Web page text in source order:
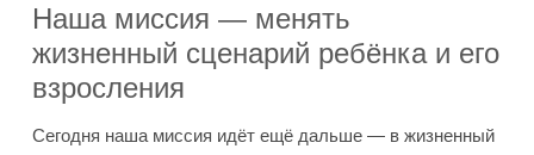
Наша миссия — менять
жизненный сценарий ребёнка и его
взросления
Сегодня наша миссия идёт ещё дальше — в жизненный